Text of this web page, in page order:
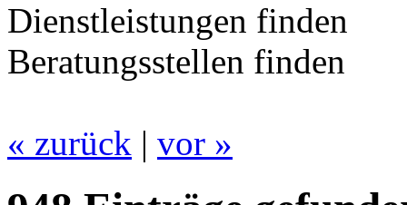
Dienstleistungen finden
Beratungsstellen finden
« zurück | vor »